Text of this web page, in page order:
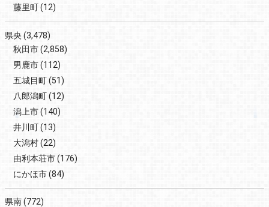
藤里町(12)
県央(3,478)
秋田市(2,858)
男鹿市(112)
五城目町(51)
八郎潟町(12)
潟上市(140)
井川町(13)
大潟村(22)
由利本荘市(176)
にかほ市(84)
県南(772)